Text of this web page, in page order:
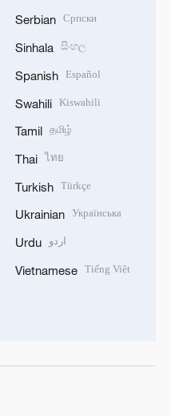
Serbian Српски
Sinhala සිංහල
Spanish Español
Swahili Kiswahili
Tamil தமிழ்
Thai ไทย
Turkish Türkçe
Ukrainian Українська
Urdu اردو
Vietnamese Tiếng Việt